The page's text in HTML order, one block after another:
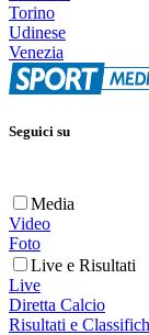
Torino
Udinese
Venezia
Seguici su
Media
Video
Foto
Live e Risultati
Live
Diretta Calcio
Risultati e